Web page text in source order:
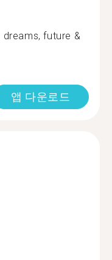
dreams, future &
앱 다운로드